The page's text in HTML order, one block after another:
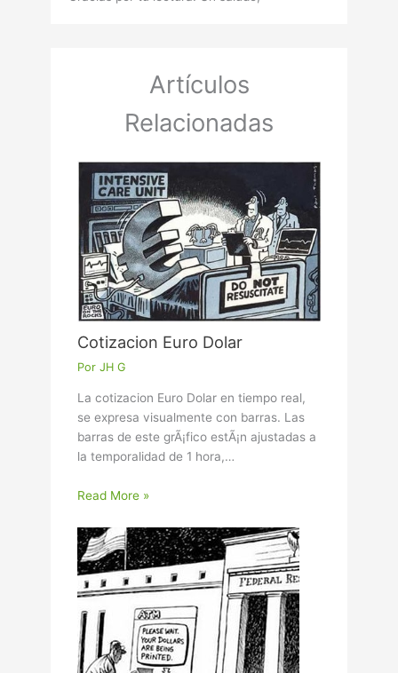
Artículos
Relacionadas
Cotizacion Euro Dolar
Por JH G
La cotizacion Euro Dolar en tiempo real,
se expresa visualmente con barras. Las
barras de este grÃ¡fico estÃ¡n ajustadas a
la temporalidad de 1 hora,…
Read More »